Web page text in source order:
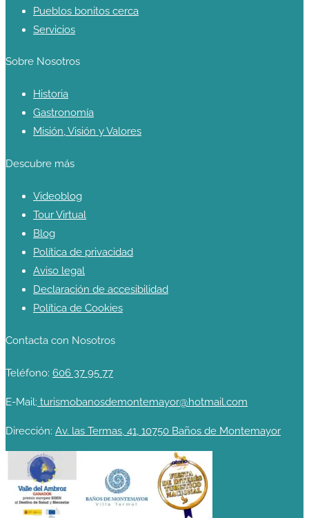
Pueblos bonitos cerca
Servicios
Sobre Nosotros
Historia
Gastronomía
Misión, Visión y Valores
Descubre más
Videoblog
Tour Virtual
Blog
Política de privacidad
Aviso legal
Declaración de accesibilidad
Política de Cookies
Contacta con Nosotros
Teléfono: 606 37 95 77
E-Mail: turismobanosdemontemayor@hotmail.com
Dirección: Av. las Termas, 41, 10750 Baños de Montemayor